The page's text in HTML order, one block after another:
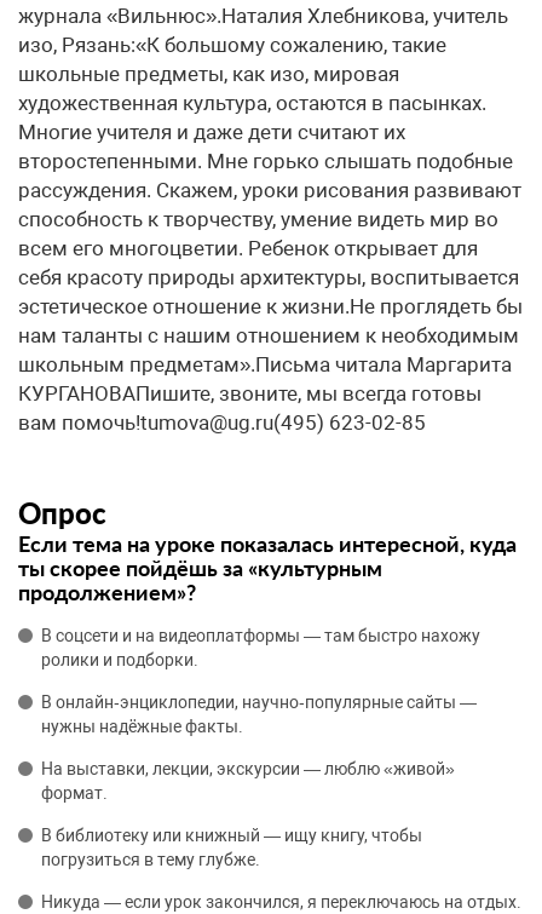
журнала «Вильнюс».Наталия Хлебникова, учитель
изо, Рязань:«К большому сожалению, такие
школьные предметы, как изо, мировая
художественная культура, остаются в пасынках.
Многие учителя и даже дети считают их
второстепенными. Мне горько слышать подобные
рассуждения. Скажем, уроки рисования развивают
способность к творчеству, умение видеть мир во
всем его многоцветии. Ребенок открывает для
себя красоту природы архитектуры, воспитывается
эстетическое отношение к жизни.Не проглядеть бы
нам таланты с нашим отношением к необходимым
школьным предметам».Письма читала Маргарита
КУРГАНОВАПишите, звоните, мы всегда готовы
вам помочь!tumova@ug.ru(495) 623-02-85
Опрос
Если тема на уроке показалась интересной, куда
ты скорее пойдёшь за «культурным
продолжением»?
В соцсети и на видеоплатформы — там быстро нахожу
ролики и подборки.
В онлайн‑энциклопедии, научно‑популярные сайты —
нужны надёжные факты.
На выставки, лекции, экскурсии — люблю «живой»
формат.
В библиотеку или книжный — ищу книгу, чтобы
погрузиться в тему глубже.
Никуда — если урок закончился, я переключаюсь на отдых.